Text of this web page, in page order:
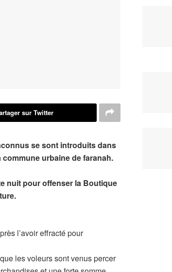
sur Twitter
se sont introduits dans
urbaine de faranah.
nuit pour offenser la Boutique
l’avoir effracté pour
les voleurs sont venus percer